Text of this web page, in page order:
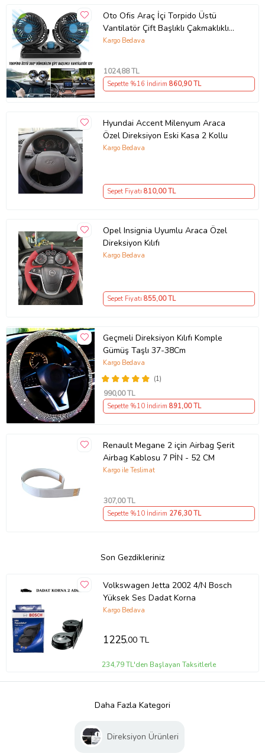
Oto Ofis Araç İçi Torpido Üstü
Vantilatör Çift Başlıklı Çakmaklıklı
Soğutucu Fan 360° Dönebilen 12V
Kargo Bedava
1024,88 TL
Sepette %16 İndirim 860,90 TL
Hyundai Accent Milenyum Araca
Özel Direksiyon Eski Kasa 2 Kollu
Kargo Bedava
Sepet Fiyatı 810,00 TL
Opel Insignia Uyumlu Araca Özel
Direksiyon Kılıfı
Kargo Bedava
Sepet Fiyatı 855,00 TL
Geçmeli Direksiyon Kılıfı Komple
Gümüş Taşlı 37-38Cm
(1)
Kargo Bedava
990,00 TL
Sepette %10 İndirim 891,00 TL
Renault Megane 2 için Airbag Şerit
Airbag Kablosu 7 PİN - 52 CM
Kargo ile Teslimat
307,00 TL
Sepette %10 İndirim 276,30 TL
Son Gezdikleriniz
Volkswagen Jetta 2002 4/N Bosch
Yüksek Ses Dadat Korna
Kargo Bedava
1225,00 TL
234,79 TL'den Başlayan Taksitlerle
Daha Fazla Kategori
Direksiyon Ürünleri